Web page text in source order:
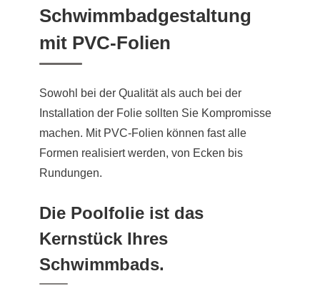
Schwimmbadgestaltung
mit PVC-Folien
Sowohl bei der Qualität als auch bei der
Installation der Folie sollten Sie Kompromisse
machen. Mit PVC-Folien können fast alle
Formen realisiert werden, von Ecken bis
Rundungen.
Die Poolfolie ist das
Kernstück Ihres
Schwimmbads.